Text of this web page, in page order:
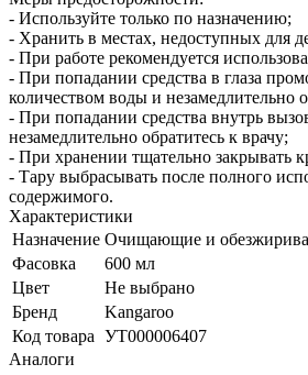
- Используйте только по назначению;
- Хранить в местах, недоступных для
- При работе рекомендуется
- При попадании средства в глаза
количеством воды и незамедлительно
- При попадании средства внутрь
незамедлительно обратитесь к врачу;
- При хранении тщательно закрывать
- Тару выбрасывать после полного
содержимого.
Характеристики
Назначение Очищающие и
Фасовка
600 мл
Цвет
Не выбрано
Бренд
Kangaroo
Код товара УТ000006407
Аналоги